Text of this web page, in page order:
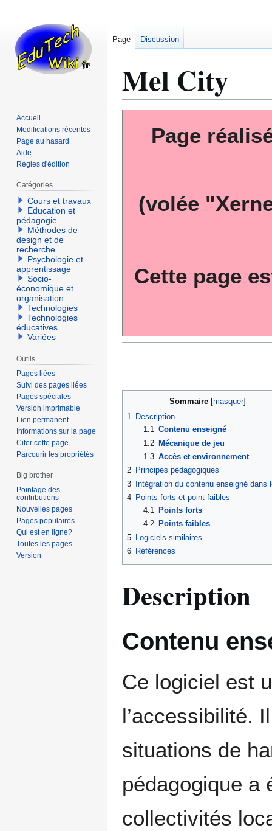
Mel City
Page
(volée
Cette page
Sommaire
1 Description
1.1 Contenu enseigné
1.2
Mécanique de jeu
1.3 Accès et environnement
2 Principes pédagogiques
3
Intégration du contenu enseigné dans
4 Points forts et point faibles
4.1
Points forts
4.2
Points faibles
5 Logiciels similaires
6 Références
Description
Contenu
Ce logiciel est
l’accessibilité.
situations de
pédagogique a
collectivités
Page Discussion
Accueil
Modifications récentes
Page au hasard
Aide
Règles d'édition
Catégories
Cours et travaux
Education et
pédagogie
Méthodes de
design et de
recherche
Psychologie et
apprentissage
Socio-
économique et
organisation
Technologies
Technologies
éducatives
Variées
Outils
Pages liées
Suivi des pages liées
Pages spéciales
Version imprimable
Lien permanent
Informations sur la page
Citer cette page
Parcourir les propriétés
Big brother
Pointage des
contributions
Nouvelles pages
Pages populaires
Qui est en ligne?
Toutes les pages
Version